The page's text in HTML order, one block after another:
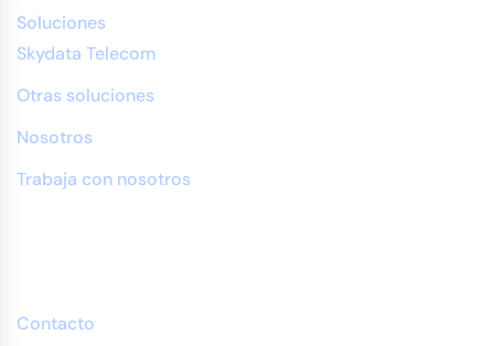
Soluciones
Skydata Telecom
Otras soluciones
Nosotros
Trabaja con nosotros
Contacto